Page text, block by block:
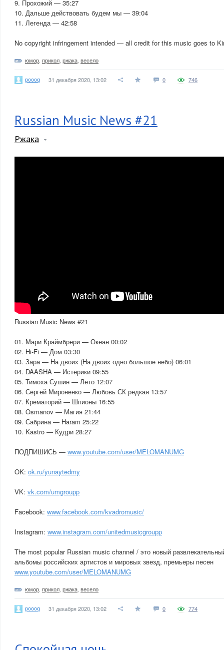
9. Прохожий — 35:27
10. Дальше действовать будем мы — 39:04
11. Легенда — 42:58
No copyright infringement intended — all credit for this music goes to
юмор прикол ржака весело
poooq 31 декабря 2020, 13:02 0 746
Russian Music News #21
Ржака
Russian Music News #21
01. Мари Краймбрери — Океан 00:02
02. Hi-Fi — Дом 03:30
03. Зара — На двоих (На двоих одно большое небо) 06:01
04. DAASHA — Истерики 09:55
05. Тимоха Сушин — Лето 12:07
06. Сергей Мироненко — Любовь СК редкая 13:57
07. Крематорий — Шпионы 16:55
08. Osmanov — Магия 21:44
09. Сабрина — Haram 25:22
10. Kastro — Кудри 28:27
ПОДПИШИСЬ — www.youtube.com/user/MELOMANUMG
OK: ok.ru/yunaytedmy
VK: vk.com/umgroupp
Facebook: www.facebook.com/kvadromusic/
Instagram: www.instagram.com/unitedmusicgroupp
The most popular Russian music channel / это новый
альбомы российских артистов и мировых звезд, премьеры песен
www.youtube.com/user/MELOMANUMG
юмор прикол ржака весело
poooq 31 декабря 2020, 13:02 0 774